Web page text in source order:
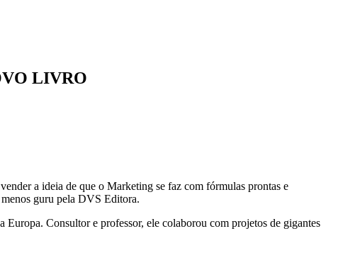
LIVRO
a ideia de que o Marketing se faz com fórmulas prontas e
guru pela DVS Editora.
Consultor e professor, ele colaborou com projetos de gigantes